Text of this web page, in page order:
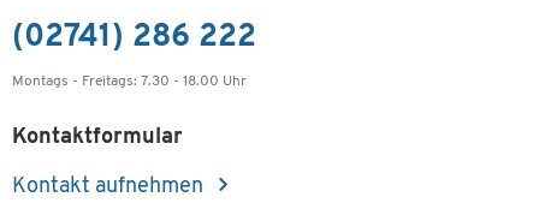
(02741) 286 222
Montags - Freitags: 7.30 - 18.00 Uhr
Kontaktformular
Kontakt aufnehmen